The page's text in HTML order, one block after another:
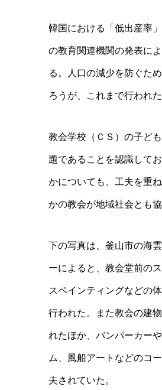
韓国における「低出産率
の教育関連機関の発表に
る。人口の減少を防ぐた
ろうが、これまで行われ
教会学校（ＣＳ）の子ど
題であることを認識して
かについても、工夫を重
かの教会が地域社会とも
下の写真は、釜山市の海
ーによると、教会堂前の
スペインティングなどの
行われた。また教会の建
れたほか、バンパーカー
ム、風船アートなどのコ
夫されていた。